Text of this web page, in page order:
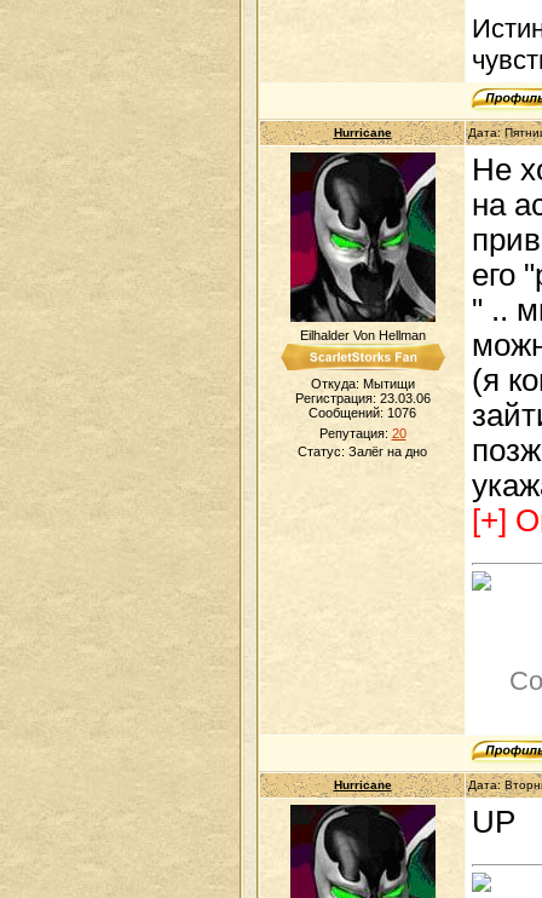
Hurricane Дата:
Eilhalder Von Hellman
Откуда: Мытищи
Регистрация: 23.03.06
Сообщений: 1076
Репутация: 20
Статус: Залёг на дно
Не
на
его
" ..
(я
[+]
Hurricane Дата:
UP